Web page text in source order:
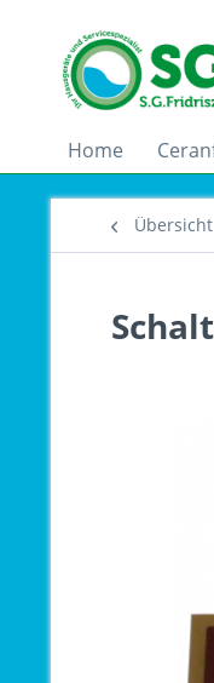
Home
Übersicht